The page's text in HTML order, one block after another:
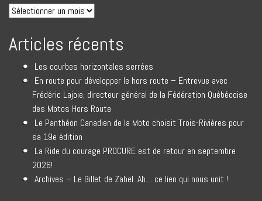
Articles récents
Les courbes horizontales serrées
En route pour développer le hors route – Entrevue avec
Frédéric Lajoie, directeur général de la Fédération Québécoise
des Motos Hors Route
Le Panthéon Canadien de la Moto choisit Trois-Rivières pour
sa 19e édition
La Ride du courage PROCURE est de retour en septembre
2026!
Archives – Le Billet de Zabel. Ah… ce lien qui nous unit !